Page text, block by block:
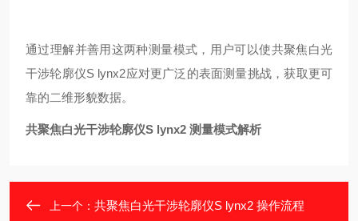
通过理解并善用这两种测量模式，用户可以使共聚焦白光
干涉轮廓仪S lynx2应对更广泛的表面测量挑战，获取更可
靠的二维形貌数据。
共聚焦白光干涉轮廓仪S lynx2 测量模式解析
上一个： 共聚焦白光干涉轮廓仪S lynx2 操作流程